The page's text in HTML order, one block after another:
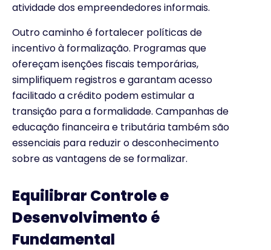
atividade dos empreendedores informais.
Outro caminho é fortalecer políticas de
incentivo à formalização. Programas que
ofereçam isenções fiscais temporárias,
simplifiquem registros e garantam acesso
facilitado a crédito podem estimular a
transição para a formalidade. Campanhas de
educação financeira e tributária também são
essenciais para reduzir o desconhecimento
sobre as vantagens de se formalizar.
Equilibrar Controle e
Desenvolvimento é
Fundamental